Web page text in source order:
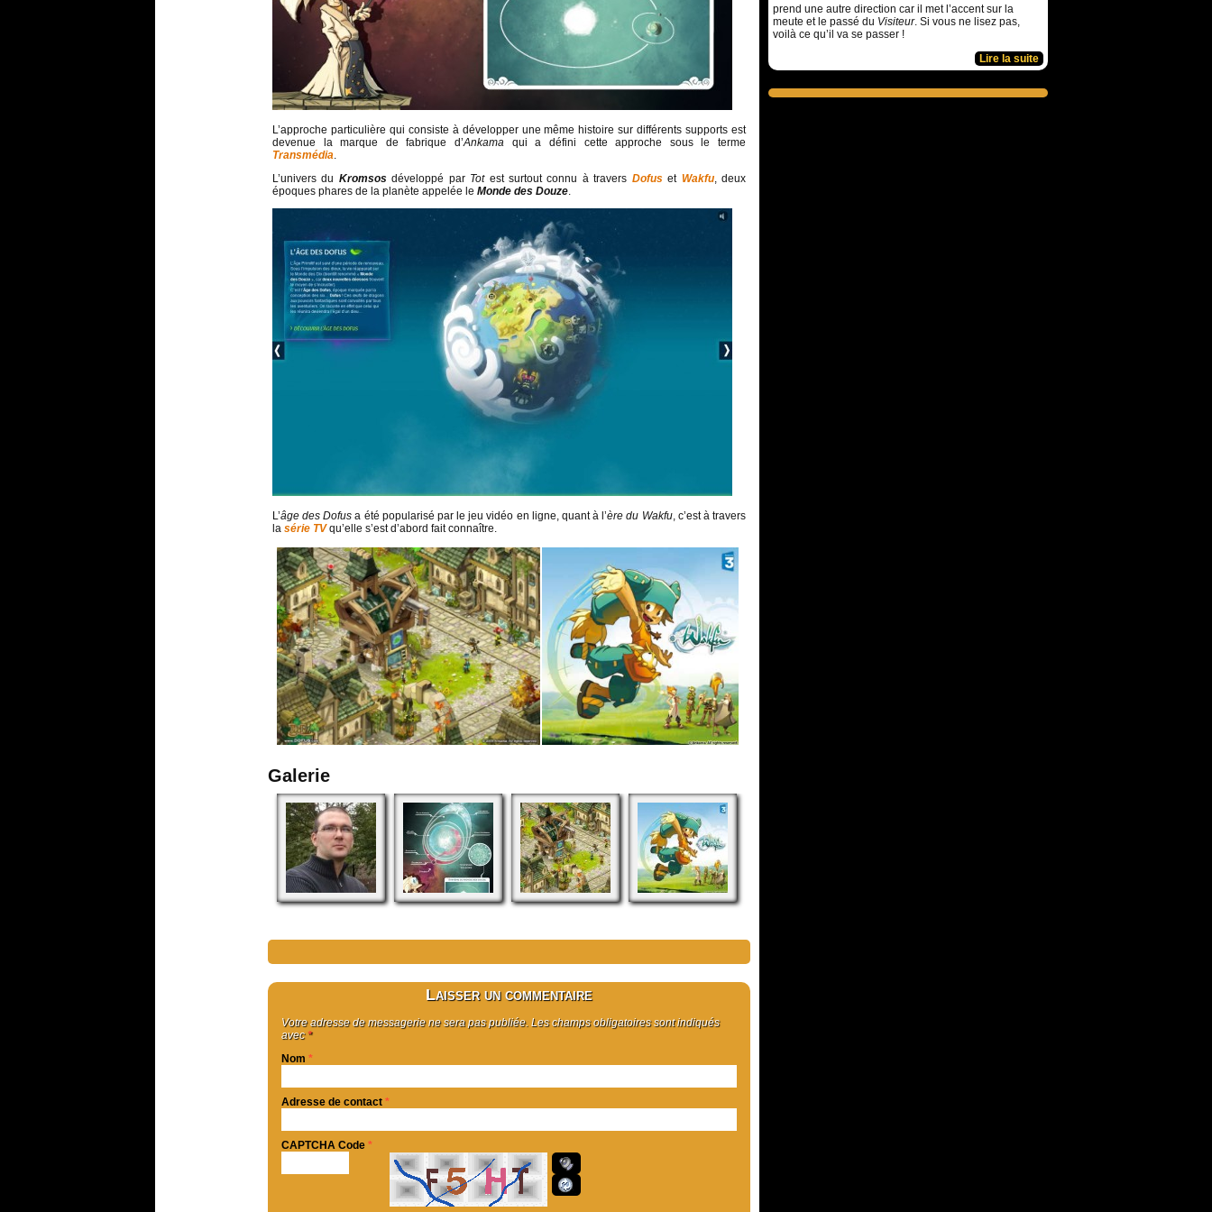
L’approche particulière qui consiste à développer une même histoire sur différents supports est
devenue la marque de fabrique d’Ankama qui a défini cette approche sous le terme
Transmédia.
L’univers du Kromsosdéveloppé par Totest surtout connu à travers Dofus et Wakfu, deux
époques phares de la planète appelée le Monde des Douze.
L’âge des Dofus a été popularisé par le jeu vidéo en ligne, quant à l’ère du Wakfu, c’est à travers
la série TVqu’elle s’est d’abord fait connaître.
Galerie
Laisser un commentaire
Votre adresse de messagerie ne sera pas publiée. Les champs obligatoires sont indiqués
avec*
Nom *
Adresse de contact *
CAPTCHA Code *
prend une autre direction car il met l’accent sur la
meute et le passé du Visiteur. Si vous ne lisez pas,
voilà ce qu’il va se passer !
Lire la suite